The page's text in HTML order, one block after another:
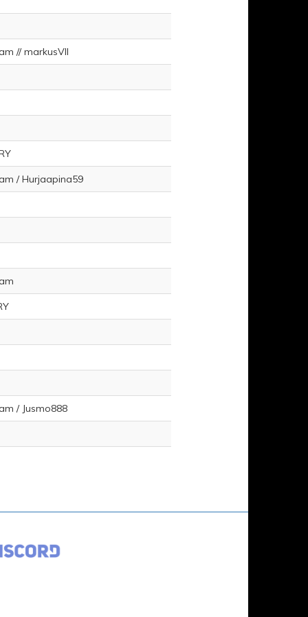
// markusVII
/ Hurjaapina59
/ Jusmo888